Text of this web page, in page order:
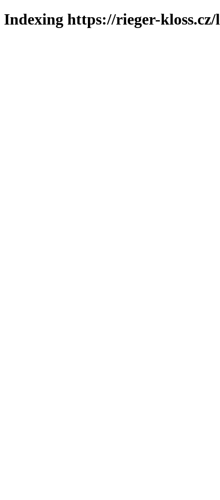
Indexing https://rieger-